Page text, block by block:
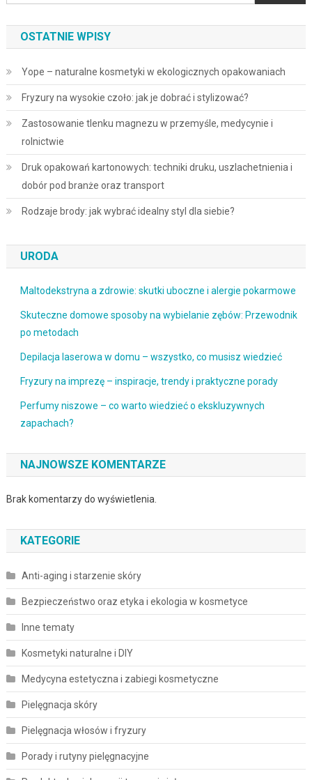
OSTATNIE WPISY
Yope – naturalne kosmetyki w ekologicznych opakowaniach
Fryzury na wysokie czoło: jak je dobrać i stylizować?
Zastosowanie tlenku magnezu w przemyśle, medycynie i
rolnictwie
Druk opakowań kartonowych: techniki druku, uszlachetnienia i
dobór pod branże oraz transport
Rodzaje brody: jak wybrać idealny styl dla siebie?
URODA
Maltodekstryna a zdrowie: skutki uboczne i alergie pokarmowe
Skuteczne domowe sposoby na wybielanie zębów: Przewodnik
po metodach
Depilacja laserowa w domu – wszystko, co musisz wiedzieć
Fryzury na imprezę – inspiracje, trendy i praktyczne porady
Perfumy niszowe – co warto wiedzieć o ekskluzywnych
zapachach?
NAJNOWSZE KOMENTARZE
Brak komentarzy do wyświetlenia.
KATEGORIE
Anti-aging i starzenie skóry
Bezpieczeństwo oraz etyka i ekologia w kosmetyce
Inne tematy
Kosmetyki naturalne i DIY
Medycyna estetyczna i zabiegi kosmetyczne
Pielęgnacja skóry
Pielęgnacja włosów i fryzury
Porady i rutyny pielęgnacyjne